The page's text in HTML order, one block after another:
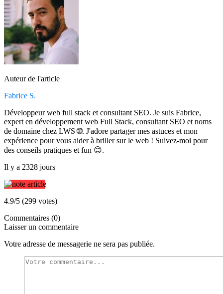
Auteur de l'article
Fabrice S.
Développeur web full stack et consultant SEO. Je suis Fabrice,
expert en développement web Full Stack, consultant SEO et noms
de domaine chez LWS 🌐. J'adore partager mes astuces et mon
expérience pour vous aider à briller sur le web ! Suivez-moi pour
des conseils pratiques et fun 😊.
Il y a 2328 jours
4.9/5 (299 votes)
Commentaires (0)
Laisser un commentaire
Votre adresse de messagerie ne sera pas publiée.